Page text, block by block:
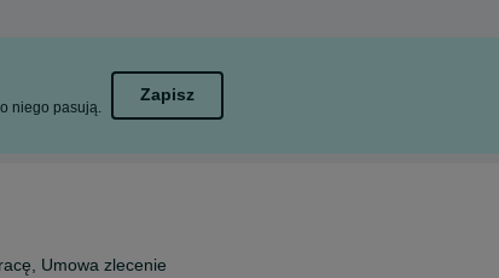
1 z 3
2 z 3
slajdu 3 z 3
niego pasują.
Zapisz
Umowa zlecenie